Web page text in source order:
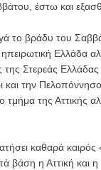
έστω και
το βράδυ του
Ελλάδα
Στερεάς Ελλάδας
την
της Αττικής
καθαρά καιρός
βάση η Αττική